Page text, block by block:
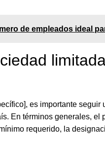
de empleados ideal
es importante
En términos generales, el
requerido, la